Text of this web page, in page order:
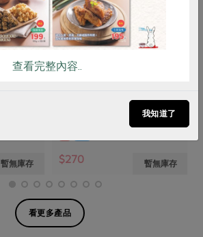
暫無庫存
沛騰食品有限公司
$270 暫無庫存
看更多產品
查看完整內容..
我知道了